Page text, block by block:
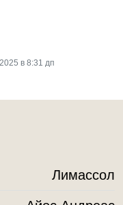
в 8:31 дп
Лимассол